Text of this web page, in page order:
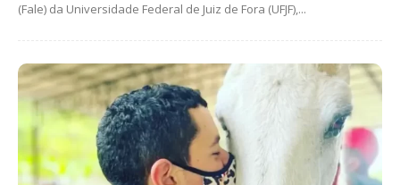
(Fale) da Universidade Federal de Juiz de Fora (UFJF),...